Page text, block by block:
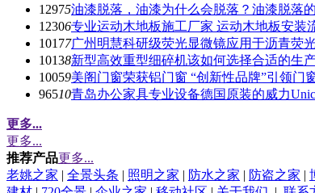
12975油漆脱落，油漆为什么会脱落？油漆脱落
12306专业运动木地板施工厂家 运动木地板安装
10177广州明慧科研级荧光显微镜应用于沥青荧
10138新型高效重型细碎机该如何选择合适的生
10059美阁门窗荣获铝门窗 “创新性品牌”引领门
96510青岛办公家具专业设备德国原装的威力
更多...
更多...
推荐产品更多...
老姚之家 | 全景头条 | 照明之家 | 防水之家 | 防盗之家 |